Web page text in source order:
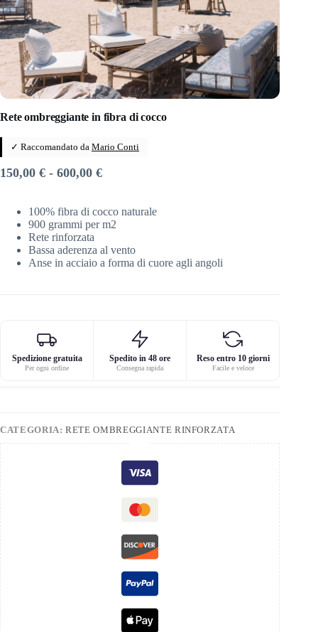
Rete ombreggiante in fibra di cocco
✓ Raccomandato da Mario Conti
150,00 € - 600,00 €Fascia
da
150,00 €
a
600,00 €
100% fibra di cocco naturale
900 grammi per m2
Rete rinforzata
Bassa aderenza al vento
Anse in acciaio a forma di cuore agli angoli
Spedizione gratuita
Per ogni ordine
Spedito in 48 ore
Consegna rapida
Reso entro 10 giorni
Facile e veloce
CATEGORIA:RETE OMBREGGIANTE RINFORZATA